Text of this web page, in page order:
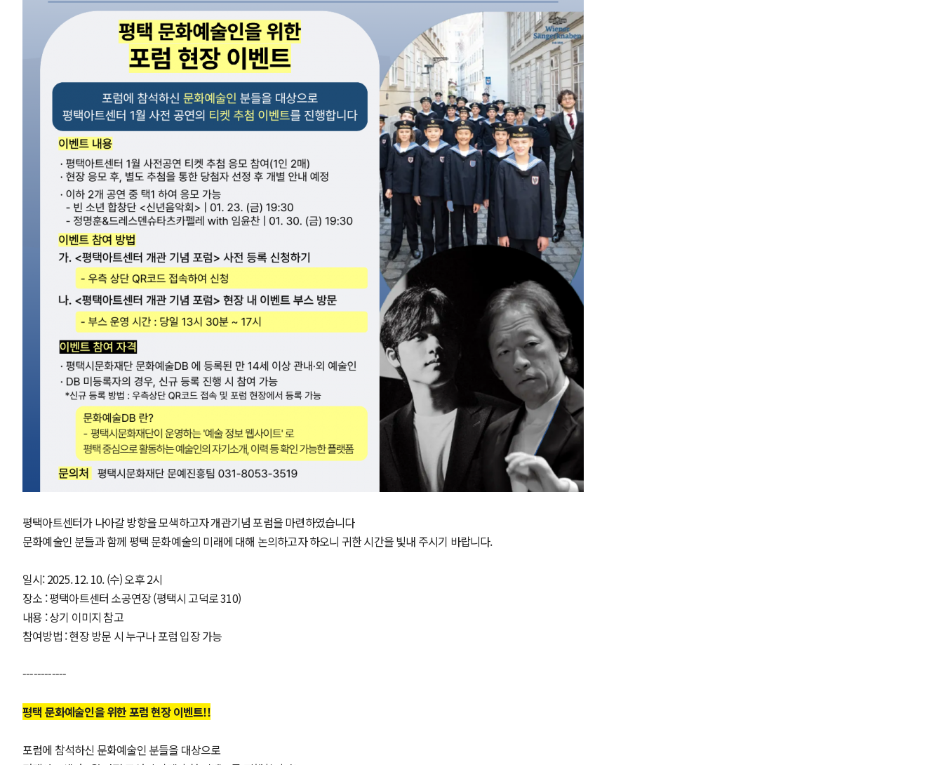
평택아트센터가 나아갈 방향을 모색하고자 개관기념 포럼을 마련하였습니다
문화예술인 분들과 함께 평택 문화예술의 미래에 대해 논의하고자 하오니 귀한 시간을 빛내 주시기 바랍니다.
일시: 2025. 12. 10. (수) 오후 2시
장소 : 평택아트센터 소공연장 (평택시 고덕로 310)
내용 : 상기 이미지 참고
참여방법 : 현장 방문 시 누구나 포럼 입장 가능
------------
평택 문화예술인을 위한 포럼 현장 이벤트!!
포럼에 참석하신 문화예술인 분들을 대상으로